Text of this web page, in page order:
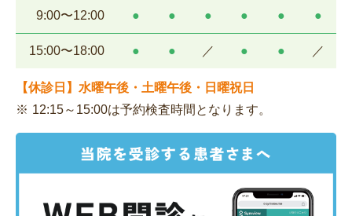
9:00〜12:00 ● ● ● ● ● ●
15:00〜18:00 ● ● ／ ● ● ／
【休診日】水曜午後・土曜午後・日曜祝日
12:15～15:00は予約検査時間となります。